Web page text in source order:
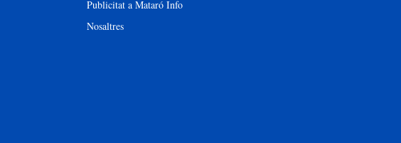
Publicitat a Mataró Info
Nosaltres